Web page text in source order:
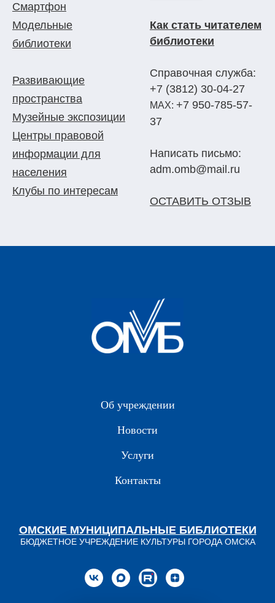
Смартфон
Модельные
библиотеки
Развивающие
пространства
Музейные экспозиции
Центры правовой
информации для
населения
Клубы по интересам
Как стать читателем
библиотеки
Справочная служба:
+7 (3812) 30-04-27
МАХ: +7 950-785-57-
37
Написать письмо:
adm.omb@mail.ru
ОСТАВИТЬ ОТЗЫВ
Об учреждении
Новости
Услуги
Контакты
ОМСКИЕ МУНИЦИПАЛЬНЫЕ БИБЛИОТЕКИ
БЮДЖЕТНОЕ УЧРЕЖДЕНИЕ КУЛЬТУРЫ ГОРОДА ОМСКА